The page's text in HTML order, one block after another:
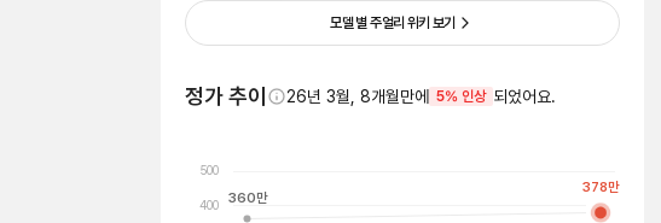
모델 별 주얼리 위키 보기
정가 추이 26년 3월, 8개월만에 5% 인상 되었어요.
400
500
360만
378만